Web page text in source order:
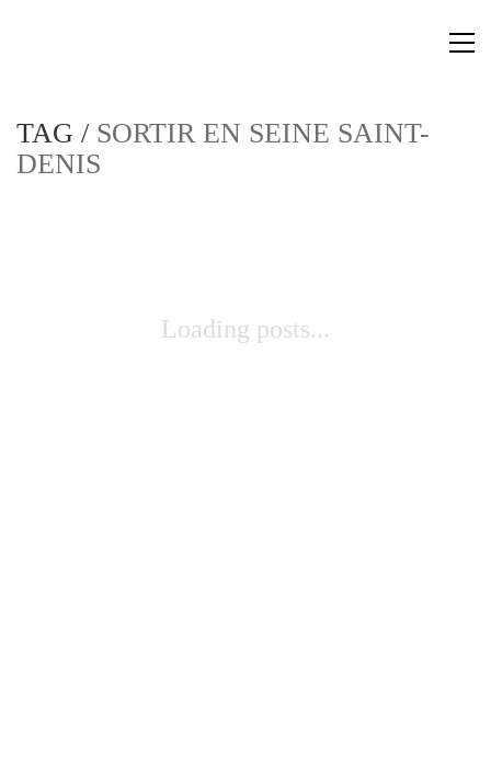
TAG / SORTIR EN SEINE SAINT-
DENIS
Loading posts...